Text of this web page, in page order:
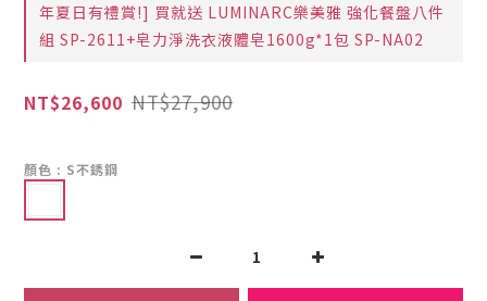
年夏日有禮賞!] 買就送 LUMINARC樂美雅 強化餐盤八件
組 SP-2611+皂力淨洗衣液體皂1600g*1包 SP-NA02
NT$26,600 NT$27,900
顏色 : S不銹鋼